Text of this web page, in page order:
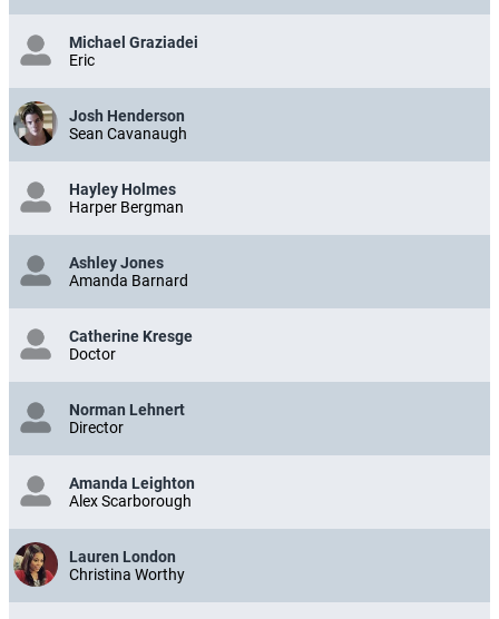
Michael Graziadei
Eric
Josh Henderson
Sean Cavanaugh
Hayley Holmes
Harper Bergman
Ashley Jones
Amanda Barnard
Catherine Kresge
Doctor
Norman Lehnert
Director
Amanda Leighton
Alex Scarborough
Lauren London
Christina Worthy